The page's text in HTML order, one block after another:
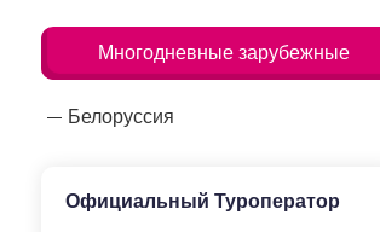
Многодневные зарубежные
Белоруссия
Официальный Туроператор